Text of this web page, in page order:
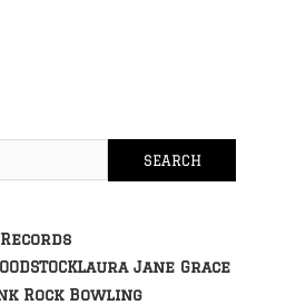
Laura Jane Grace
Rock Bowling